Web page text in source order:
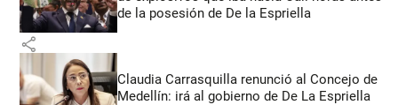
de la posesión de De la Espriella
share
Claudia Carrasquilla renunció al Concejo de
Medellín: irá al gobierno de De La Espriella